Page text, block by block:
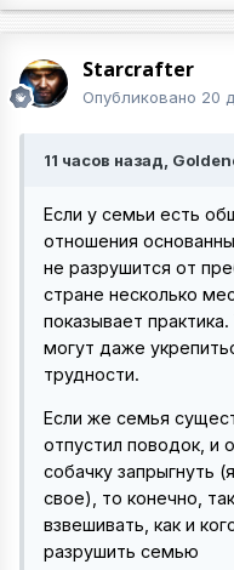
Starcrafter
Опубликовано 20
11 часов назад,
Если у семьи есть
отношения
не разрушится от
стране несколько
показывает
могут даже
трудности.
Если же семья
отпустил поводок,
собачку запрыгнуть
свое), то конечно,
взвешивать, как и
разрушить семью